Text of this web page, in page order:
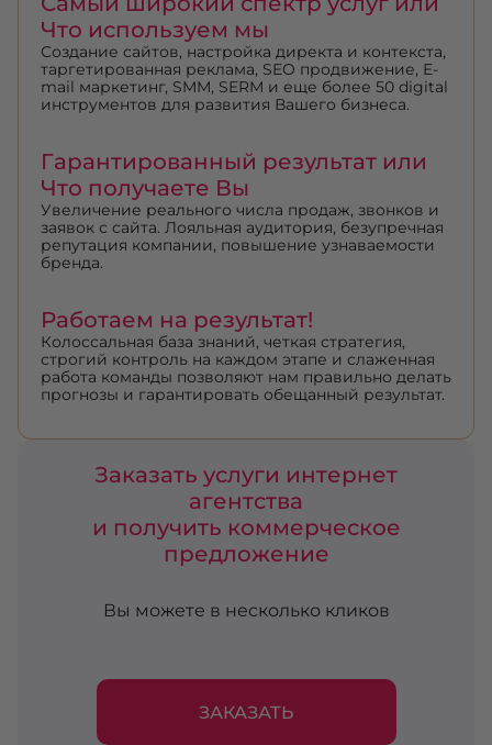
Что используем мы
Создание сайтов, настройка директа и контекста,
таргетированная реклама, SEO продвижение, E-
mail маркетинг, SMM, SERM и еще более 50 digital
инструментов для развития Вашего бизнеса.
Гарантированный результат или
Что получаете Вы
Увеличение реального числа продаж, звонков и
заявок с сайта. Лояльная аудитория, безупречная
репутация компании, повышение узнаваемости
бренда.
Работаем на результат!
Колоссальная база знаний, четкая стратегия,
строгий контроль на каждом этапе и слаженная
работа команды позволяют нам правильно делать
прогнозы и гарантировать обещанный результат.
Заказать услуги интернет
агентства
и получить коммерческое
предложение
Вы можете в несколько кликов
ЗАКАЗАТЬ